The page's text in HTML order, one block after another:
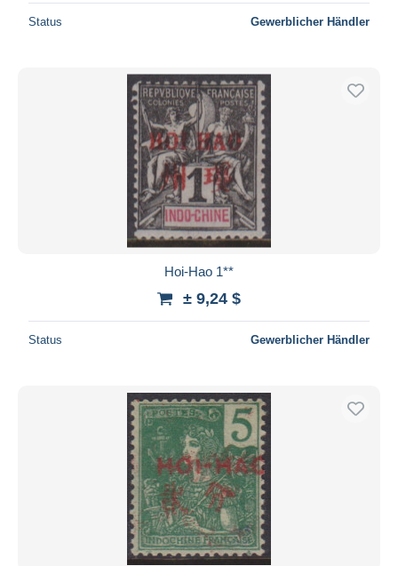
Status Gewerblicher Händler
Hoi-Hao 1**
± 9,24 $
Status Gewerblicher Händler